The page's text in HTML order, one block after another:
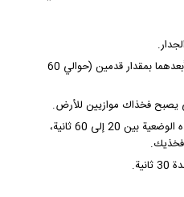
باعد بين قدميك بعرض كتفيك وأبعدهما بمقدار قدمين (حوالي 60
يصبح فخذاك موازيين للأرض.
شد عضلات بطنك وحافظ على هذه الوضعية بين 20 إلى 60 ثانية،